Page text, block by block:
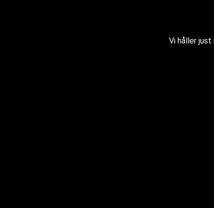
Vi håller just